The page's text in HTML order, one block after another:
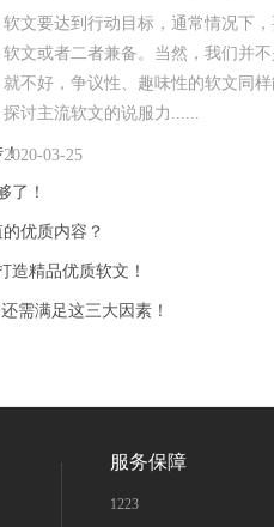
软文要达到行动目标，通常情况下
软文或者二者兼备。当然，我们并
就不好，争议性、趣味性的软文同
探讨主流软文的说服力......
2020-03-25
！
了！
优质内容？
造精品优质软文！
需满足这三大因素！
服务保障
1223